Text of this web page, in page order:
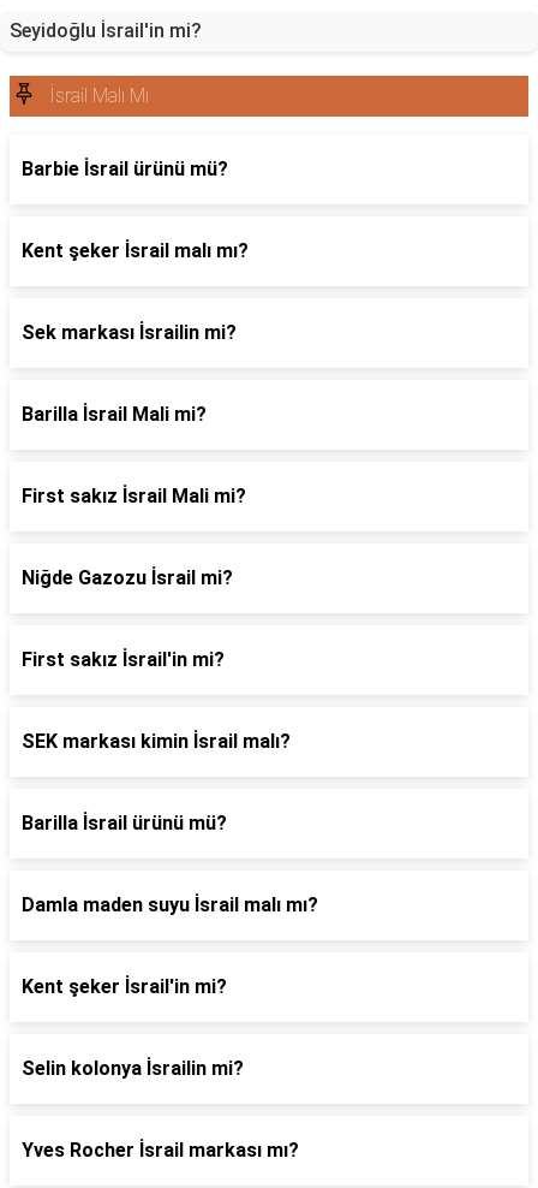
Seyidoğlu İsrail'in mi?
İsrail Malı Mı
Barbie İsrail ürünü mü?
Kent şeker İsrail malı mı?
Sek markası İsrailin mi?
Barilla İsrail Mali mi?
First sakız İsrail Mali mi?
Niğde Gazozu İsrail mi?
First sakız İsrail'in mi?
SEK markası kimin İsrail malı?
Barilla İsrail ürünü mü?
Damla maden suyu İsrail malı mı?
Kent şeker İsrail'in mi?
Selin kolonya İsrailin mi?
Yves Rocher İsrail markası mı?